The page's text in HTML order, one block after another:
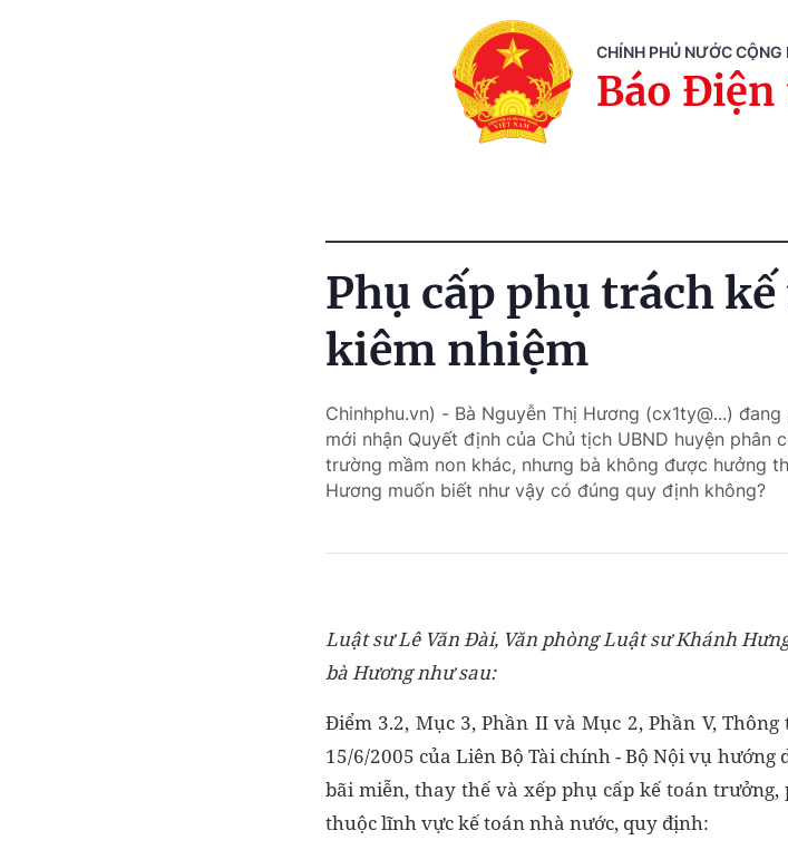
CHÍNH PHỦ NƯỚC
Báo
Phụ cấp phụ trách
kiêm nhiệm
Chinhphu.vn) - Bà Nguyễn Thị Hương (cx1ty@...)
mới nhận Quyết định của Chủ tịch UBND huyện phân
trường mầm non khác, nhưng bà không được hưởng
Hương muốn biết như vậy có đúng quy định không?
Luật sư Lê Văn Đài, Văn phòng Luật sư Khánh
bà Hương như sau:
Điểm 3.2, Mục 3, Phần II và Mục 2, Phần V,
15/6/2005 của Liên Bộ Tài chính - Bộ Nội vụ
bãi miễn, thay thế và xếp phụ cấp kế toán
thuộc lĩnh vực kế toán nhà nước, quy định: